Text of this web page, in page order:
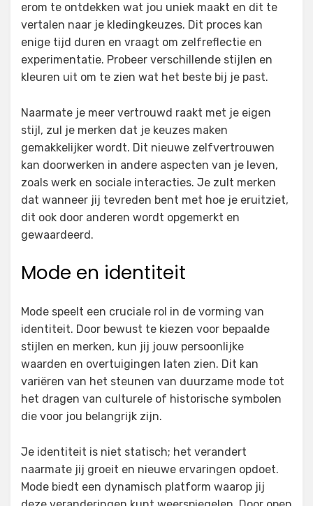
erom te ontdekken wat jou uniek maakt en dit te
vertalen naar je kledingkeuzes. Dit proces kan
enige tijd duren en vraagt om zelfreflectie en
experimentatie. Probeer verschillende stijlen en
kleuren uit om te zien wat het beste bij je past.
Naarmate je meer vertrouwd raakt met je eigen
stijl, zul je merken dat je keuzes maken
gemakkelijker wordt. Dit nieuwe zelfvertrouwen
kan doorwerken in andere aspecten van je leven,
zoals werk en sociale interacties. Je zult merken
dat wanneer jij tevreden bent met hoe je eruitziet,
dit ook door anderen wordt opgemerkt en
gewaardeerd.
Mode en identiteit
Mode speelt een cruciale rol in de vorming van
identiteit. Door bewust te kiezen voor bepaalde
stijlen en merken, kun jij jouw persoonlijke
waarden en overtuigingen laten zien. Dit kan
variëren van het steunen van duurzame mode tot
het dragen van culturele of historische symbolen
die voor jou belangrijk zijn.
Je identiteit is niet statisch; het verandert
naarmate jij groeit en nieuwe ervaringen opdoet.
Mode biedt een dynamisch platform waarop jij